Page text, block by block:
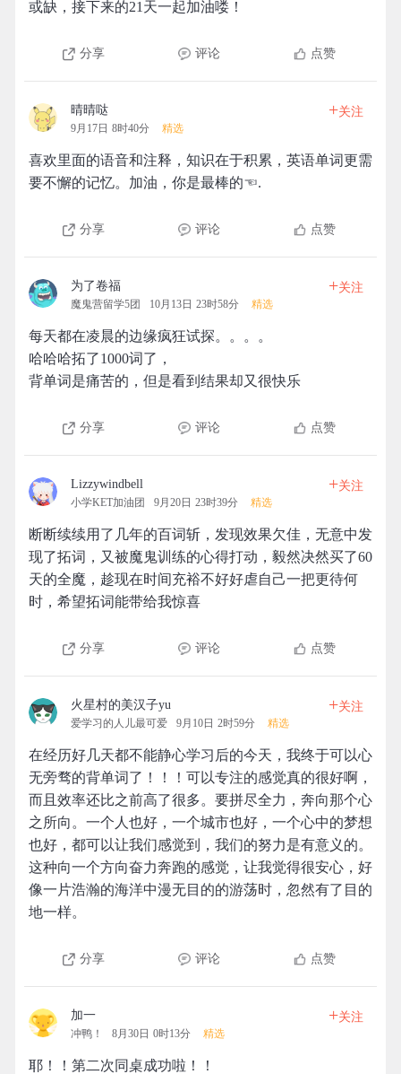
或缺，接下来的21天一起加油喽！
分享 评论 点赞
晴晴哒
9月17日 8时40分 精选
+关注
喜欢里面的语音和注释，知识在于积累，英语单词更需
要不懈的记忆。加油，你是最棒的☜.
分享 评论 点赞
为了卷福
魔鬼营留学5团 10月13日 23时58分 精选
+关注
每天都在凌晨的边缘疯狂试探。。。。
哈哈哈拓了1000词了，
背单词是痛苦的，但是看到结果却又很快乐
分享 评论 点赞
Lizzywindbell
小学KET加油团 9月20日 23时39分 精选
+关注
断断续续用了几年的百词斩，发现效果欠佳，无意中发
现了拓词，又被魔鬼训练的心得打动，毅然决然买了60
天的全魔，趁现在时间充裕不好好虐自己一把更待何
时，希望拓词能带给我惊喜
分享 评论 点赞
火星村的美汉子yu
爱学习的人儿最可爱 9月10日 2时59分 精选
+关注
在经历好几天都不能静心学习后的今天，我终于可以心
无旁骛的背单词了！！！可以专注的感觉真的很好啊，
而且效率还比之前高了很多。要拼尽全力，奔向那个心
之所向。一个人也好，一个城市也好，一个心中的梦想
也好，都可以让我们感觉到，我们的努力是有意义的。
这种向一个方向奋力奔跑的感觉，让我觉得很安心，好
像一片浩瀚的海洋中漫无目的的游荡时，忽然有了目的
地一样。
分享 评论 点赞
加一
冲鸭！ 8月30日 0时13分 精选
+关注
耶！！第二次同桌成功啦！！